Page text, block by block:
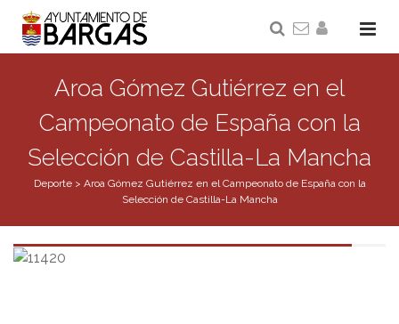
Aroa Gómez Gutiérrez en el
Campeonato de España con la
Selección de Castilla-La Mancha
Deporte> Aroa Gómez Gutiérrez en el Campeonato de España con la
Selección de Castilla-La Mancha